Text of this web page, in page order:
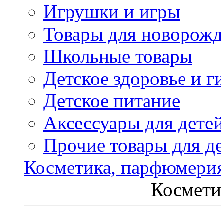
Игрушки и игры
Товары для
Школьные товары
Детское здоровье и
Детское питание
Аксессуары для
Прочие товары для
Косметика,